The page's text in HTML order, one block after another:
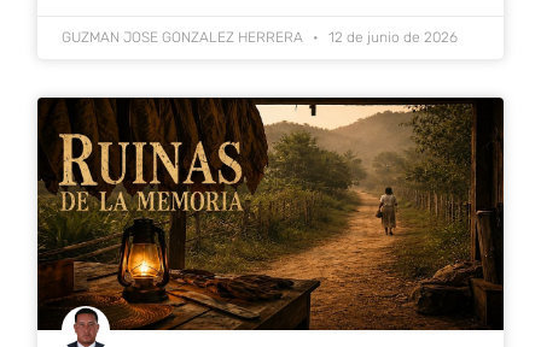
GUZMAN JOSE GONZALEZ HERRERA 12 de junio de 2026